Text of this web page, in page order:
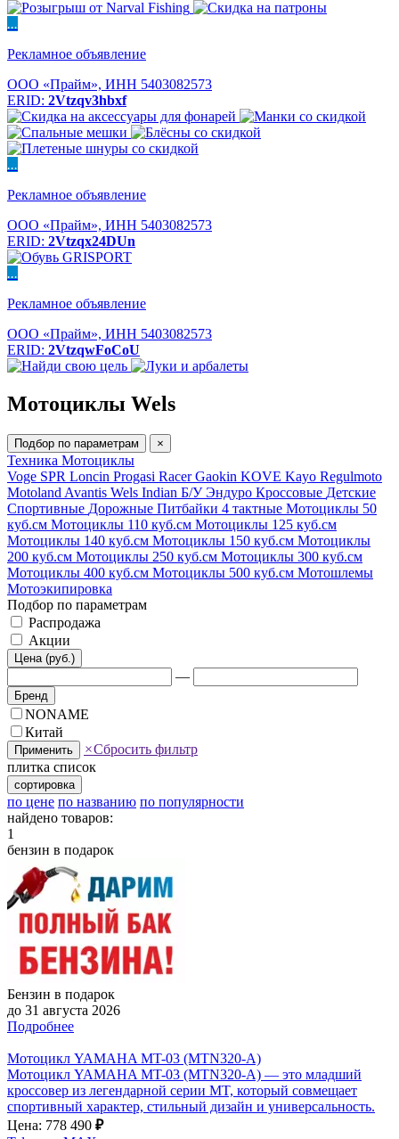
...
Рекламное объявление
ООО «Прайм», ИНН 5403082573
ERID: 2Vtzqv3hbxf
...
Рекламное объявление
ООО «Прайм», ИНН 5403082573
ERID: 2Vtzqx24DUn
...
Рекламное объявление
ООО «Прайм», ИНН 5403082573
ERID: 2VtzqwFoCoU
Мотоциклы Wels
Подбор по параметрам ×
Техника Мотоциклы
Voge SPR Loncin Progasi RacerGaokin KOVE Kayo Regulmoto
Motoland Avantis Wels Indian Б/УЭндуро Кроссовые Детские
Спортивные Дорожные Питбайки 4 тактные Мотоциклы 50
куб.см Мотоциклы 110 куб.см Мотоциклы 125 куб.см
Мотоциклы 140 куб.см Мотоциклы 150 куб.см Мотоциклы
200 куб.см Мотоциклы 250 куб.см Мотоциклы 300 куб.см
Мотоциклы 400 куб.см Мотоциклы 500 куб.см Мотошлемы
Мотоэкипировка
Подбор по параметрам
Распродажа
Акции
Цена (руб.)
—
Бренд
NONAME
Китай
Применить ×Сбросить фильтр
плитка список
сортировка
по цене по названию по популярности
найдено товаров:
1
бензин в подарок
Бензин в подарок
до 31 августа 2026
Подробнее
Мотоцикл YAMAHA MT-03 (MTN320-A)
Мотоцикл YAMAHA MT-03 (MTN320-A) — это младший
кроссовер из легендарной серии MT, который совмещает
спортивный характер, стильный дизайн и универсальность.
Цена: 778 490 ₽